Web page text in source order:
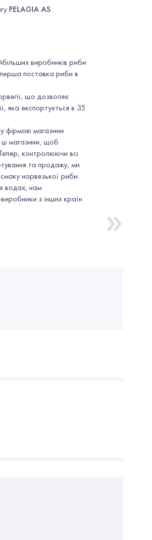
PELAGIA AS
»
виробників риби
поставка риби в
що дозволяє
яка експортується в 35
фірмові магазини
магазини, щоб
контролюючи всі
та продажу, ми
норвезької риби.
водах, нам
з інших країн